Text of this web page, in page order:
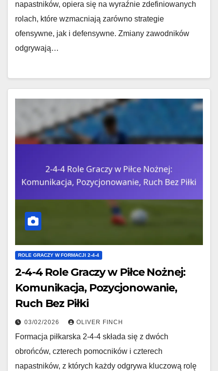
napastników, opiera się na wyraźnie zdefiniowanych
rolach, które wzmacniają zarówno strategie
ofensywne, jak i defensywne. Zmiany zawodników
odgrywają…
ROLE GRACZY W FORMACJI 2-4-4
2-4-4 Role Graczy w Piłce Nożnej:
Komunikacja, Pozycjonowanie,
Ruch Bez Piłki
03/02/2026 OLIVER FINCH
Formacja piłkarska 2-4-4 składa się z dwóch
obrońców, czterech pomocników i czterech
napastników, z których każdy odgrywa kluczową rolę